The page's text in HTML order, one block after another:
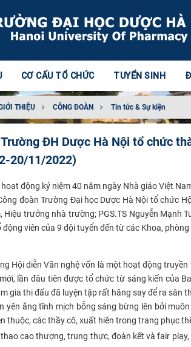
CƠ CẤU TỔ CHỨC TUYỂN SINH
THIỆU CÔNG ĐOÀN Tin tức & Sự kiện
ĐH Dược Hà Nội tổ chức
20/11/2022)
động kỷ niệm 40 năm ngày Nhà giáo Việt
ông đoàn Trường Đạihọc Dược Hà Nội tổ chức
Hiệu trưởng nhà trường; PGS.TS Nguyễn Mạnh
động viên của 9 đội tuyển đến từ các Khoa,
Hội diễn Văn nghệ vốn là một hoạt động
lần đâu tiên được tổ chức từ sáng kiến của
gia thi đấu đã luyện tập rất hăng say để ra sân
yên ắng tĩnh mịch bỗng sáng bừng lên bởi
thuộc, cácthầy cô, xuất hiên trong trang phục
cao thượng, trung thực, đoàn kết và fair play,